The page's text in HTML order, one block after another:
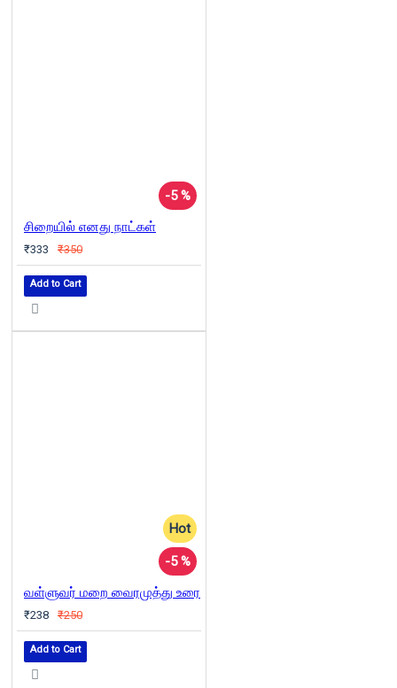
-5 %
சிறையில் எனது நாட்கள்
₹333 ₹350
Add to Cart
Hot
-5 %
வள்ளுவர் மறை வைரமுத்து உரை
₹238 ₹250
Add to Cart